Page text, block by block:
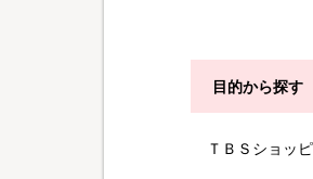
目的から探す
ＴＢＳショッ